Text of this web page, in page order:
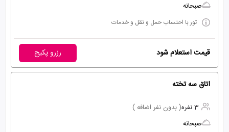
صبحانه
تور با احتساب حمل و نقل و خدمات
قیمت استعلام شود رزرو پکیج
اتاق سه تخته
3 نفره
( بدون نفر اضافه )
صبحانه